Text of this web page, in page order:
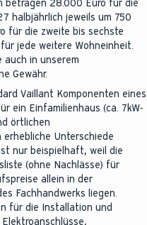
betragen 28.000 Euro für die
halbjährlich jeweils um 750
für die zweite bis sechste
jede weitere Wohneinheit.
auch in unserem
Gewähr.
Vaillant Komponenten eines
ein Einfamilienhaus (ca. 7kW-
örtlichen
erhebliche Unterschiede
nur beispielhaft, weil die
(ohne Nachlässe) für
allein in der
Fachhandwerks liegen.
für die Installation und